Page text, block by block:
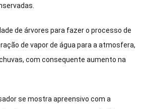
de árvores para fazer o processo de
de vapor de água para a atmosfera,
com consequente aumento na
se mostra apreensivo com a